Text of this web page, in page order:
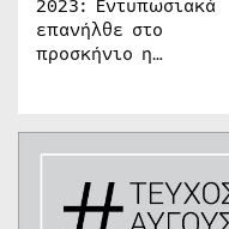
2023: Εντυπωσιακά
επανήλθε στο
προσκήνιο η…